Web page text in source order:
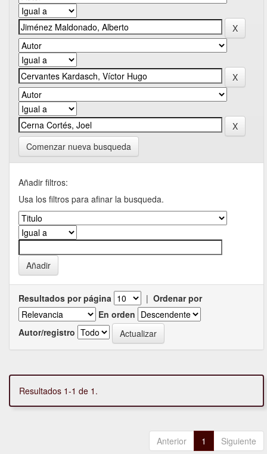
Comenzar nueva busqueda
Añadir filtros:
Usa los filtros para afinar la busqueda.
Resultados por página | Ordenar por
En orden
Autor/registro
Resultados 1-1 de 1.
Anterior 1 Siguiente